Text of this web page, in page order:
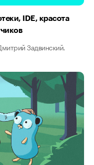
IDE, красота
Задвинский.